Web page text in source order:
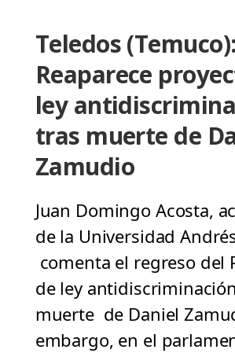
Teledos (Temuco):
Reaparece
ley
tras muerte de
Zamudio
Juan Domingo Acosta,
de la Universidad
comenta el regreso del
de ley
muerte de Daniel
embargo, en el